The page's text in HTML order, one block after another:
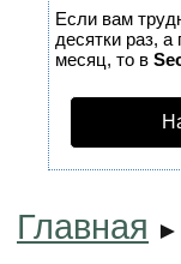
Если вам
десятки раз,
месяц, то в
Главная ►